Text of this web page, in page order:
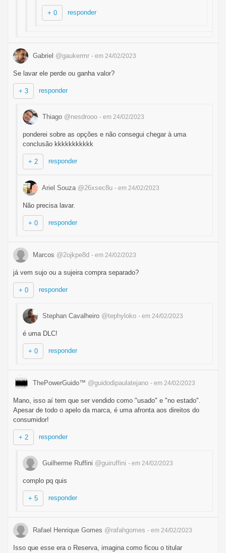
+ 0 responder
Gabriel @gaukermr - em 24/02/2023
Se lavar ele perde ou ganha valor?
+ 3 responder
Thiago @nesdrooo - em 24/02/2023
ponderei sobre as opções e não consegui chegar à uma
conclusão kkkkkkkkkkk
+ 2 responder
Ariel Souza @26xsec8u - em 24/02/2023
Não precisa lavar.
+ 0 responder
Marcos @2ojkpe8d - em 24/02/2023
já vem sujo ou a sujeira compra separado?
+ 0 responder
Stephan Cavalheiro @tephyloko - em 24/02/2023
é uma DLC!
+ 0 responder
ThePowerGuido™ @guidodipaulatejano - em 24/02/2023
Mano, isso aí tem que ser vendido como "usado" e "no estado".
Apesar de todo o apelo da marca, é uma afronta aos direitos do
consumidor!
+ 2 responder
Guilherme Ruffini @guiruffini - em 24/02/2023
complo pq quis
+ 5 responder
Rafael Henrique Gomes @rafahgomes - em 24/02/2023
Isso que esse era o Reserva, imagina como ficou o titular